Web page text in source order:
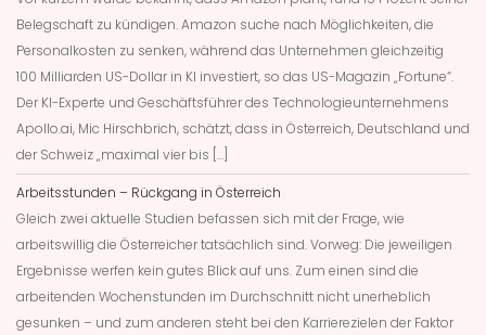
Belegschaft zu kündigen. Amazon suche nach Möglichkeiten, die
Personalkosten zu senken, während das Unternehmen gleichzeitig
100 Milliarden US-Dollar in KI investiert, so das US-Magazin „Fortune“.
Der KI-Experte und Geschäftsführer des Technologieunternehmens
Apollo.ai, Mic Hirschbrich, schätzt, dass in Österreich, Deutschland und
der Schweiz „maximal vier bis […]
Arbeitsstunden – Rückgang in Österreich
Gleich zwei aktuelle Studien befassen sich mit der Frage, wie
arbeitswillig die Österreicher tatsächlich sind. Vorweg: Die jeweiligen
Ergebnisse werfen kein gutes Blick auf uns. Zum einen sind die
arbeitenden Wochenstunden im Durchschnitt nicht unerheblich
gesunken – und zum anderen steht bei den Karrierezielen der Faktor